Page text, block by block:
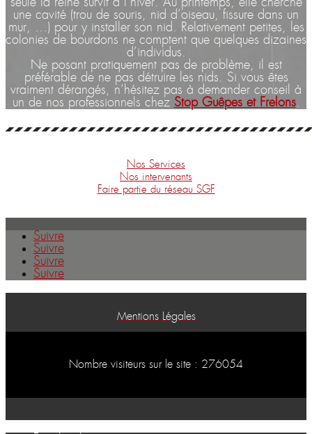
seule la reine survit à l’hiver. Au printemps, elle cherche
une cavité (trou de souris, nid d’oiseau, fissure dans un
mur, …) pour y installer son nid. Relativement petites, les
colonies de bourdons ne comptent que quelques dizaines
d’individus.
Ne posant pratiquement pas de problème, il est
préférable de ne pas détruire les nids. Si vous êtes
vraiment dérangés, n’hésitez pas à demander conseil à
un de nos professionnels chez Stop Guêpes et Frelons.
Nos Services
Nos intervenants
Faire partie du réseau SGF
Suivre
Suivre
Suivre
Suivre
Mentions Légales
Nombre visiteurs sur le site : 276054